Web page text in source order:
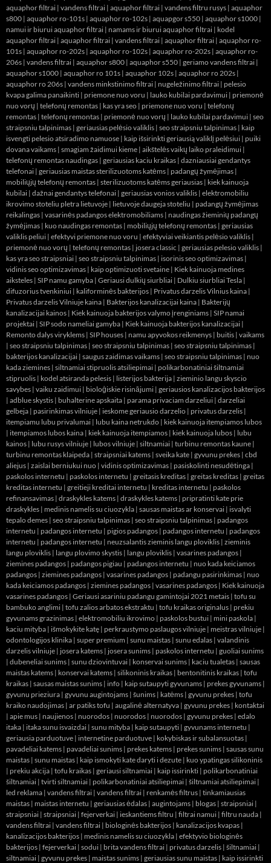
aquaphor filtrai | vandens filtrai | aquaphor filtrai | vandens filtru rusys | aquaphor
s800 | aquaphor ro-101s | aquaphor ro-102s | aquapgor s550 | aquaphor s1000 |
namui ir biurui aquaphor filtrai | namams ir biurui aquaphor filtrai | kodel
aquaphor filtrai | aquaphor filtrai | vandens filtrai | aquaphor filtrai | aquaphor ro-
101s | aquaphor ro-202s | aquaphor ro-102s | aquaphor ro-202s | aquaphor ro-
206s | vandens filtrai | aquaphor s800 | aquaphor s550 | geriamo vandens filtrai |
aquaphor s1000 | aquaphor ro 101s | aquaphor 102s | aquaphor ro 202s |
aquaphor ro 206s | vandens minkstinimo filtrai | nugeležinimo filtrai | pelesio
kvapa galima panaikinti | priemone nuo voru | lauko kubilai pardavimui | priemonė
nuo vorų | telefonų remontas | kas yra seo | priemone nuo voru | telefonų
remontas | telefonų remontas | priemonė nuo vorų | lauko kubilai pardavimui | seo
straipsniu talpinimas | geriausias pelėsio valiklis | seo straipsniu talpinimas | kaip
isvengti pelesio atsiradimo namuose | kaip išsirinkti geriausią valiklį pelėsiui | puiki
dovana vaikams | smagiam žaidimui kieme | aikštelės vaikų laiko praleidimui |
telefonų remontas naudingas | geriausias kaciu kraikas | dazniausiai gendantys
telefonai | geriausias maistas sterilizuotoms katėms | padangų žymėjimas |
mobiliųjų telefonų remontas | sterilizuotoms katėms geriausias | kiek kainuoja
kubilai | dažnai gendantys telefonai | geriausias vonios valiklis | elektromobiliu
ikrovimo stoteliu pletra lietuvoje | lietuvoje daugeja stoteliu | padangų žymėjimas
reikalingas | vasarinės padangos elektromobiliams | naudingas žieminių padangų
žymėjimas | kuo naudingas remontas | mobiliųjų telefonų remontas | geriausias
valiklis peliui | efektyvi priemone nuo voru | efektyviai veikiantis pelėsio valiklis |
priemonė nuo vorų | telefonų remontas | josera classic | geriausias pelesio valiklis |
kas yra seo straipsniai | seo straipsniu talpinimas | isorinis seo optimizavimas |
vidinis seo optimizavimas | kaip optimizuoti svetaine | Kiek kainuoja medines
aiksteles | SIP namu gamyba | Geriausi dulkių siurbliai | Dulkiu siurbliai Tesla |
difuzorius tvenkiniui | kaliforminės bakterijos | Privatus darzelis Vilnius kaina |
Privatus darzelis Vilniuje kaina | Bakterijos kanalizacijai kaina | Bakterijų
kanalizacijai kainos | Kiek kainuoja bakterijos valymo įrenginiams | SIP namai
projektai | SIP sodo nameliai gamyba | Kiek kainuoja bakterijos kanalizacijai |
Remonto dalys viryklems | SIP houses | namu apyvokos reikmenys | buitis | vaikams
| seo straipsniu talpinimas | seo straipsniu talpinimas | seo straipsniu talpinimas |
bakterijos kanalizacijai | saugus zaidimas vaikams | seo straipsniu talpinimas | nuo
kada ziemines | siltnamiai stipruolis atsiliepimai | polikarbonatiniai šiltnamiai
stipruolis | kodel atsiranda pelesis | listerijos bakterija | zieminio langu skyscio
savybes | vaiku zaidimui | bioloģiskie risinājumi | geriausios kanalizacijos bakterijos
| adblue skystis | buhalterine apskaita | parama privaciam darzeliui | darzeliai
gelbeja | pasirinkimas vilniuje | ieskome geriausio darzelio | privatus darzelis |
itempiamu lubu privalumai | lubu kaina netrukdo | kiek kainuoja itempiamos lubos
| itempiamos lubos kaina | kiek kainuoja itempiamos | kiek kainuoja lubos | lubu
kainos | lubu rusys vilniuje | lubos vilniuje | siltnamiai | turbinu remontas kaune |
turbinu remontas klaipeda | straipsniai katems | sveika kate | gyvunu prekes | cbd
aliejus | zaislai berniukui nuo | vidinis optimizavimas | pasiskolinti nesudėtinga |
paskolos internetu | paskolos internetu | greitasis kreditas | greitas kreditas | greitas
kreditas internetu | greitieji kreditai internetu | kreditas internetu | paskolos
refinansavimas | draskykles katems | draskykles katems | pripratinti kate prie
draskykles | medinis namelis su ciuozykla | sausas maistas ar konservai | isvalyti
tepalo demes | seo straipsniu talpinimas | seo straipsniu talpinimas | padangos
internetu | padangos internetu | pigios padangos | padangos internetu | padangos
internetu | padangos internetu | neuzsalantis zieminis langu ploviklis | zieminis
langu ploviklis | langu plovimo skystis | langu ploviklis | vasarines padangos |
ziemines padangos | padangos pigiau | padangos internetu | nuo kada keiciamos
padangos | ziemines padangos | vasarines padangos | padangu pasirinkimas | nuo
kada keiciamos padangos | ziemines padangos | vasarines padangos | Kiek kainuoja
vasarines padangos | Geriausi asariniu padangu gamintojai 2021 metais | tofu su
bambuko anglimi | tofu zalios arbatos ekstraktu | tofu kraikas originalus | prekiu
gyvunams grazinimas | elektromobiliu ikrovimo | paskolos bustui | mini paskola |
kaciu mityba | išmokykite katę | perkraustymo paslaugos vilniuje | meistras vilniuje |
odontologijos klinika | super premium | sunu maistas | sunu edalas | valandinis
darzelis vilniuje | josera katems | josera sunims | paskolos internetu | guoliai sunims
| dubeneliai sunims | sunu dziovintuvai | konservai sunims | kaciu tualetas | sausas
maistas katems | konservai katems | silikoninis kraikas | bentonitinis kraikas | tofu
kraikas | sausas maistas sunims | info | kaip sutaupyti gyvunams | prekes gyvunams |
gyvunu prieziura | gyvunu augintojams | šunims | katėms | gyvunu prekes | tofu
kraiko naudojimas | ar patiks tofu | augalinė alternatyva | gyvunu prekes | kontaktai
| apie mus | naujienos | nuorodos | nuorodos | nuorodos | gyvunu prekes | edalo
itaka | itaka sunu isvaizdai | sunu mityba | kaip sutaupyti | gyvunams internetu |
geriausia parduotuve | internetine parduotuve | kokybiskas ir subalansuotas |
pavadeliai katems | pavadeliai sunims | prekes katems | prekes sunims | sausas sunu
maistas | sunu maistas | kaip ismokyti kate daryti i dezute | kuo ypatingas silikoninis
| prekiu akcija | tofu kraikas | geriausi siltnamiai | kaip issirinkti | polikarbonatiniai
šiltnamiai | tvirti siltnamiai | polikarbonatiniai atsiliepimai | šiltnamiai atsiliepimai |
led reklama | vandens filtrai | vandens filtrai | renkamės filtrus | tinkamiausias
maistas | maistas internetu | geriausias ėdalas | augintojams | blogas | straipsniai |
straipsniai | straipsniai | fejerverkai | ieskantiems filtru | filtrai namui | filtru nauda |
vandens filtrai | vandens filtrai | biologinės bakterijos | kanalizacijos kvapas |
kanalizacijos bakterijos | medinis namelis su ciuozykla | efektyvio biologinės
bakterijos | fejerverkai | sodui | brita vandens filtrai | privatus darzelis | šiltnamiai |
siltnamiai | gyvunu prekes | maistas sunims | geriausias sunu maistas | kaip issirinkti